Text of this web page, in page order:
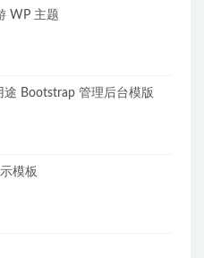
WP 主题
途 Bootstrap 管理后台模版
模板